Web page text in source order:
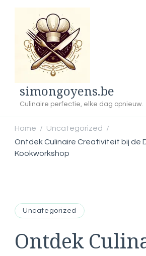
simongoyens.be
Culinaire perfectie, elke dag opnieuw.
Home / Uncategorized
/
Ontdek Culinaire Creativiteit bij de
Kookworkshop
Uncategorized
Ontdek